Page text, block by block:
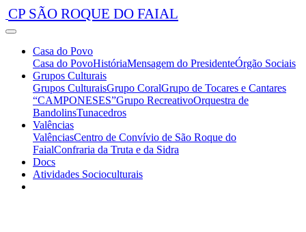
CP SÃO ROQUE DO FAIAL
Casa do Povo
Casa do PovoHistóriaMensagem do PresidenteÓrgão Sociais
Grupos Culturais
Grupos CulturaisGrupo CoralGrupo de Tocares e Cantares
“CAMPONESES”Grupo RecreativoOrquestra de
BandolinsTunacedros
Valências
ValênciasCentro de Convívio de São Roque do
FaialConfraria da Truta e da Sidra
Docs
Atividades Socioculturais